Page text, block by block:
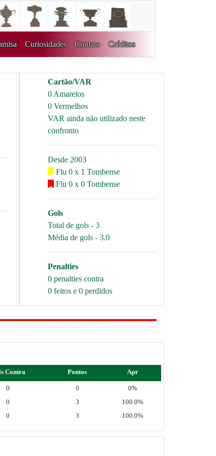
Curiosidades Contato Créditos
Cartão/VAR
0 Amarelos
0 Vermelhos
VAR ainda não utilizado neste
confronto
Desde 2003
Flu 0 x 1 Tombense
Flu 0 x 0 Tombense
Gols
Total de gols - 3
Média de gols - 3.0
Penalties
0 penalties contra
0 feitos e 0 perdidos
Contra Pontos Apr
0 0
0%
0 3
100.0%
0 3 100.0%